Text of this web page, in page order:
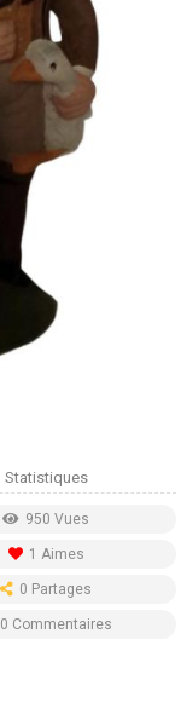
Statistiques
950 Vues
1 Aimes
0 Partages
0 Commentaires